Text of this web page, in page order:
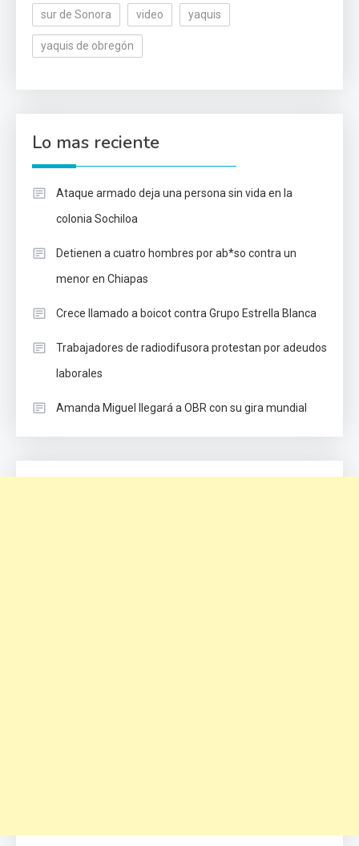
sur de Sonora video yaquis
yaquis de obregón
Lo mas reciente
Ataque armado deja una persona sin vida en la
colonia Sochiloa
Detienen a cuatro hombres por ab*so contra un
menor en Chiapas
Crece llamado a boicot contra Grupo Estrella Blanca
Trabajadores de radiodifusora protestan por adeudos
laborales
Amanda Miguel llegará a OBR con su gira mundial